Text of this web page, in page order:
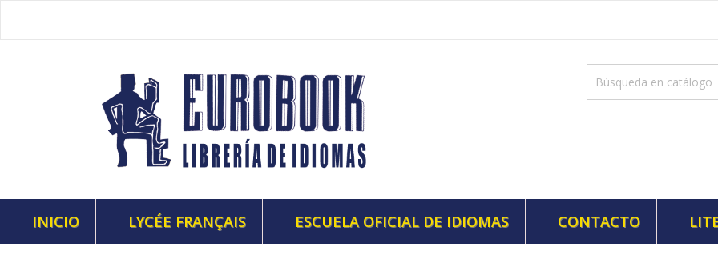
INICIO LYCÉE FRANÇAIS ESCUELA OFICIAL DE IDIOMAS CONTACTO